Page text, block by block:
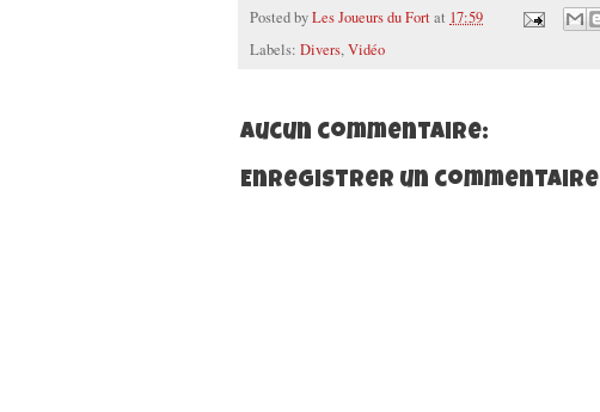
Posted byLes Joueurs du Fortat 17:59
Labels: Divers,Vidéo
Aucun commentaire:
Enregistrer un commentaire